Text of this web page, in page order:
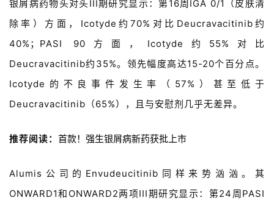
银屑病药物头对头III期研究显示：第16周 IGA 0/1
（皮肤清
除率）方面， Icotyde 约70% 对比 Deucravacitinib 约
40% ； PASI 90 方面， Icotyde 约 55% 对比
Deucravacitinib约 35%。领先幅度高达15-20个百分点。
Icotyde 的不良事件发生率（ 57% ）甚至低于
Deucravacitinib （65%），且与安慰剂几乎无差异。
推荐阅读： 首款！强生银屑病新药获批上市
Alumis 公司的 Envudeucitinib 同样来势汹汹。其
ONWARD1和 ONWARD2两项III期研究显示：第24 周 PASI